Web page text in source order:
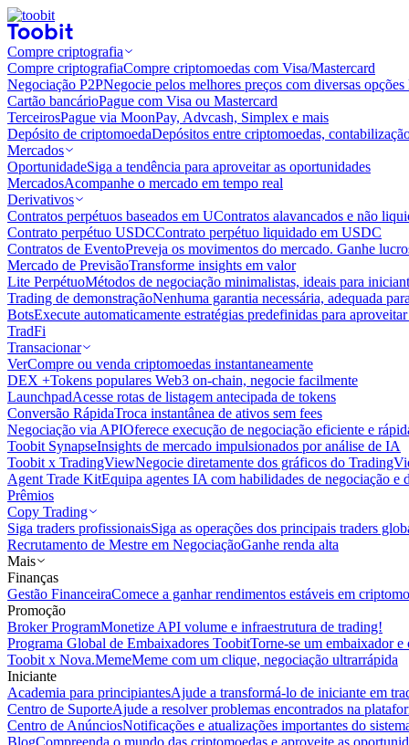
Compre criptografia
Compre criptografiaCompre criptomoedas com Visa/Mastercard
Negociação P2PNegocie pelos melhores preços com diversas
Cartão bancárioPague com Visa ou Mastercard
TerceirosPague via MoonPay, Advcash, Simplex e mais
Depósito de criptomoedaDepósitos entre criptomoedas,
Mercados
OportunidadeSiga a tendência para aproveitar as oportunidades
MercadosAcompanhe o mercado em tempo real
Derivativos
Contratos perpétuos baseados em UContratos alavancados e não
Contrato perpétuo USDCContrato perpétuo liquidado em USDC
Contratos de EventoPreveja os movimentos do mercado. Ganhe
Mercado de PrevisãoTransforme insights em valor
Lite PerpétuoMétodos de negociação minimalistas, ideais para
Trading de demonstraçãoNenhuma garantia necessária, adequada
BotsExecute automaticamente estratégias predefinidas para
TradFi
Transacionar
VerCompre ou venda criptomoedas instantaneamente
DEX +Tokens populares Web3 on-chain, negocie facilmente
LaunchpadAcesse rotas de listagem antecipada de tokens
Conversão RápidaTroca instantânea de ativos sem fees
Negociação via APIOferece execução de negociação eficiente e
Toobit SynapseInsights de mercado impulsionados por análise de IA
Toobit x TradingViewNegocie diretamente dos gráficos do
Agent Trade KitEquipa agentes IA com habilidades de negociação e
Prêmios
Copy Trading
Siga traders profissionaisSiga as operações dos principais traders
Recrutamento de Mestre em NegociaçãoGanhe renda alta
Mais
Finanças
Gestão FinanceiraComece a ganhar rendimentos estáveis em
Promoção
Broker ProgramMonetize API volume e infraestrutura de trading!
Programa Global de Embaixadores ToobitTorne-se um embaixador
Toobit x Nova.MemeMeme com um clique, negociação ultrarrápida
Iniciante
Academia para principiantesAjude a transformá-lo de iniciante em
Centro de SuporteAjude a resolver problemas encontrados na
Centro de AnúnciosNotificações e atualizações importantes do
BlogCompreenda o mundo das criptomoedas e aproveite as